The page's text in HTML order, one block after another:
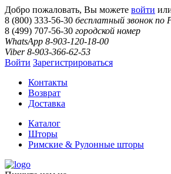
Добро пожаловать, Вы можете войти
8 (800) 333-56-30 бесплатный звонок по
8 (499) 707-56-30 городской номер
WhatsApp 8-903-120-18-00
Viber 8-903-366-62-53
Войти Зарегистрироваться
Контакты
Возврат
Доставка
Каталог
Шторы
Римские & Рулонные шторы